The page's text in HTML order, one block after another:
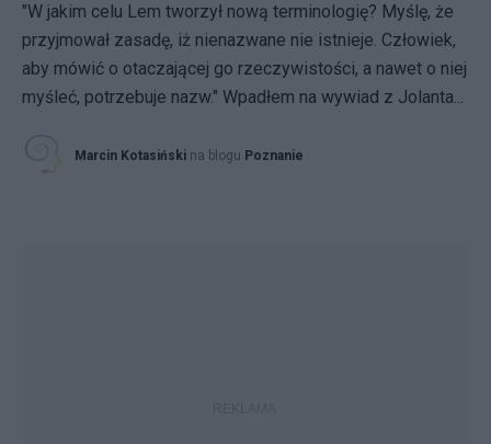
"W jakim celu Lem tworzył nową terminologię? Myślę, że
przyjmował zasadę, iż nienazwane nie istnieje. Człowiek,
aby mówić o otaczającej go rzeczywistości, a nawet o niej
myśleć, potrzebuje nazw." Wpadłem na wywiad z Jolanta...
Marcin Kotasiński na blogu Poznanie